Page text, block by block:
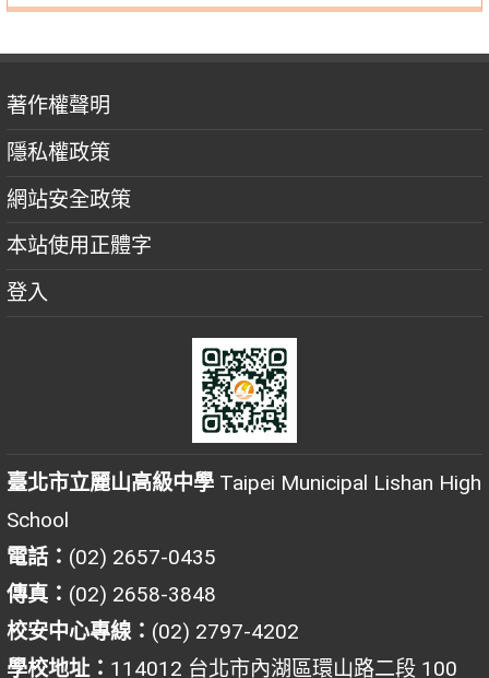
著作權聲明
隱私權政策
網站安全政策
本站使用正體字
登入
臺北市立麗山高級中學 Taipei Municipal Lishan High
School
電話： (02) 2657-0435
傳真： (02) 2658-3848
校安中心專線： (02) 2797-4202
學校地址： 114012 台北市內湖區環山路二段 100